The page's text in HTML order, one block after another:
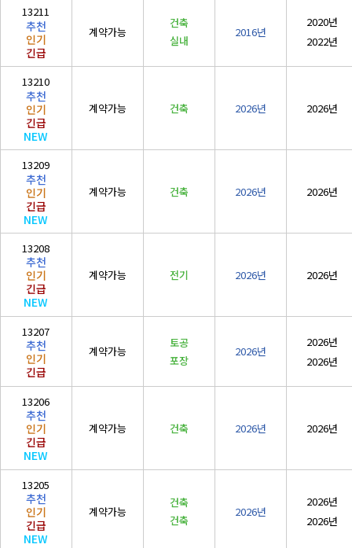
철강구조물공사업
(
철강구조물 )
수중·준설공사업
(
승강기·삭도공사업
(
(
시설물
(
13211
추천
인기
긴급
계약가능
건축
실내
2016년
2020년
2022년
13210
추천
인기
긴급
NEW
계약가능 건축 2026년 2026년
13209
추천
인기
긴급
NEW
계약가능 건축 2026년 2026년
13208
추천
인기
긴급
NEW
계약가능 전기 2026년 2026년
13207
추천
인기
긴급
계약가능
토공
포장
2026년
2026년
2026년
13206
추천
인기
긴급
NEW
계약가능 건축 2026년 2026년
13205
추천
인기
긴급
NEW
계약가능
건축
건축
2026년
2026년
2026년